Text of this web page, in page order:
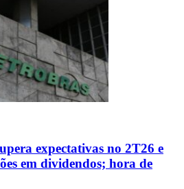
expectativas no 2T26 e
em dividendos; hora de